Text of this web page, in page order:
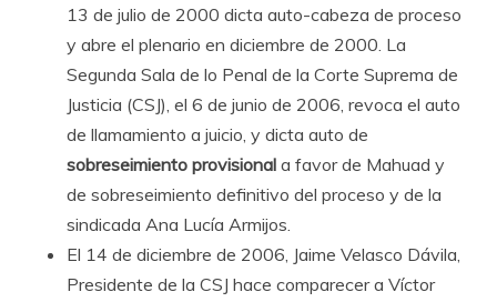
13 de julio de 2000 dicta auto-cabeza de proceso
y abre el plenario en diciembre de 2000. La
Segunda Sala de lo Penal de la Corte Suprema de
Justicia (CSJ), el 6 de junio de 2006, revoca el auto
de llamamiento a juicio, y dicta auto de
sobreseimiento provisional a favor de Mahuad y
de sobreseimiento definitivo del proceso y de la
sindicada Ana Lucía Armijos.
El 14 de diciembre de 2006, Jaime Velasco Dávila,
Presidente de la CSJ hace comparecer a Víctor